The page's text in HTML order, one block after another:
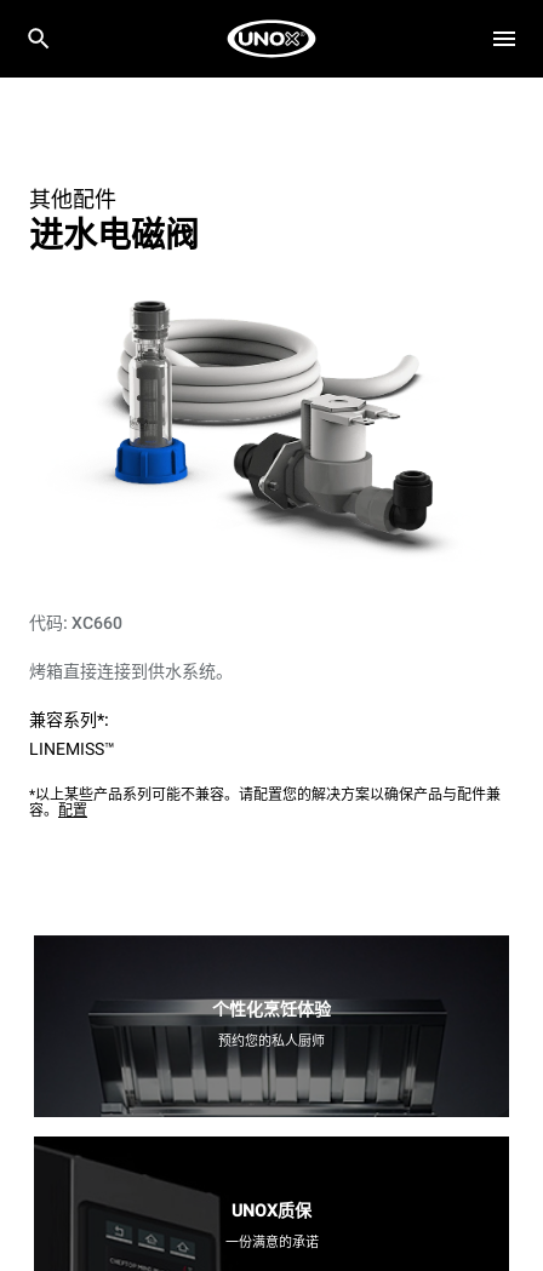
其他配件
进水电磁阀
代码: XC660
烤箱直接连接到供水系统。
兼容系列*:
LINEMISS™
*以上某些产品系列可能不兼容。请配置您的解决方案以确保产品与配件兼
容。 配置
个性化烹饪体验
预约您的私人厨师
UNOX质保
一份满意的承诺